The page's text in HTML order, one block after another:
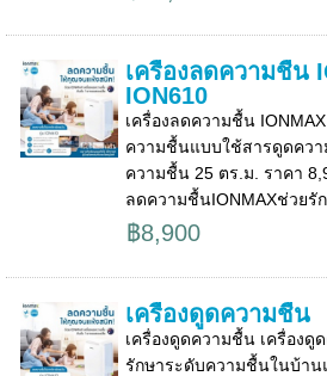
เครื่องลดความชื้น
ION610
เครื่องลดความชื้น
ความชื้นแบบใช้สารดูดควา
ความชื้น 25 ตร.ม. ราคา
ลดความชื้นIONMAXช่วยรั
฿8,900
เครื่องดูดความชื้น
เครื่องดูดความชื้น เครื่องดู
รักษาระดับความชื้นในบ้า